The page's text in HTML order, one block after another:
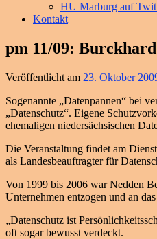
HU Marburg auf
Kontakt
pm 11/09:
Veröffentlicht am 23. Oktober
Sogenannte „Datenpannen“ bei
„Datenschutz“. Eigene
ehemaligen niedersächsischen
Die Veranstaltung findet am
als Landesbeauftragter für
Von 1999 bis 2006 war Nedden
Unternehmen entzogen und an
„Datenschutz ist
oft sogar bewusst verdeckt.